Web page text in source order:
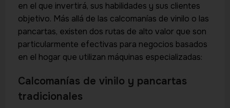
en el que invertirá, sus habilidades y sus clientes
objetivo. Más allá de las calcomanías de vinilo o las
pancartas, existen dos rutas de alto valor que son
particularmente efectivas para negocios basados
en el hogar que utilizan máquinas especializadas:
Calcomanías de vinilo y pancartas
tradicionales